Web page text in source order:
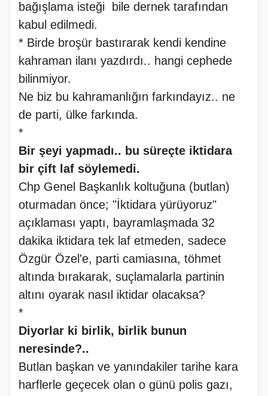
bağışlama isteği bile dernek tarafından
kabul edilmedi.
* Birde broşür bastırarak kendi kendine
kahraman ilanı yazdırdı.. hangi cephede
bilinmiyor.
Ne biz bu kahramanlığın farkındayız.. ne
de parti, ülke farkında.
*
Bir şeyi yapmadı.. bu süreçte iktidara
bir çift laf söylemedi.
Chp Genel Başkanlık koltuğuna (butlan)
oturmadan önce; "İktidara yürüyoruz"
açıklaması yaptı, bayramlaşmada 32
dakika iktidara tek laf etmeden, sadece
Özgür Özel'e, parti camiasına, töhmet
altında bırakarak, suçlamalarla partinin
altını oyarak nasıl iktidar olacaksa?
*
Diyorlar ki birlik, birlik bunun
neresinde?..
Butlan başkan ve yanındakiler tarihe kara
harflerle geçecek olan o günü polis gazı,